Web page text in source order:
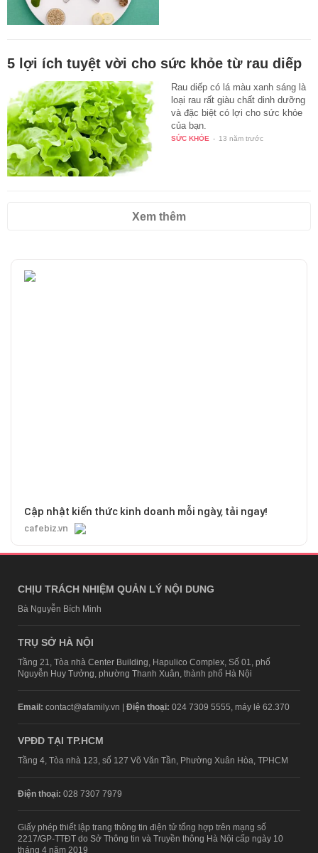
5 lợi ích tuyệt vời cho sức khỏe từ rau diếp
Rau diếp có lá màu xanh sáng là
loại rau rất giàu chất dinh dưỡng
và đặc biệt có lợi cho sức khỏe
của bạn.
SỨC KHỎE - 13 năm trước
Xem thêm
Cập nhật kiến thức kinh doanh mỗi ngày, tải ngay!
cafebiz.vn
CHỊU TRÁCH NHIỆM QUẢN LÝ NỘI DUNG
Bà Nguyễn Bích Minh
TRỤ SỞ HÀ NỘI
Tầng 21, Tòa nhà Center Building, Hapulico Complex, Số 01, phố
Nguyễn Huy Tưởng, phường Thanh Xuân, thành phố Hà Nội
Email: contact@afamily.vn | Điện thoại: 024 7309 5555, máy lẻ 62.370
VPĐD TẠI TP.HCM
Tầng 4, Tòa nhà 123, số 127 Võ Văn Tần, Phường Xuân Hòa, TPHCM
Điện thoại: 028 7307 7979
Giấy phép thiết lập trang thông tin điện tử tổng hợp trên mạng số
2217/GP-TTĐT do Sở Thông tin và Truyền thông Hà Nội cấp ngày 10
tháng 4 năm 2019